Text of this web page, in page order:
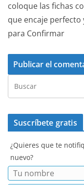
coloque las fichas
que encaje
para Confirmar
Suscríbete gratis
¿Quieres que te
nuevo?